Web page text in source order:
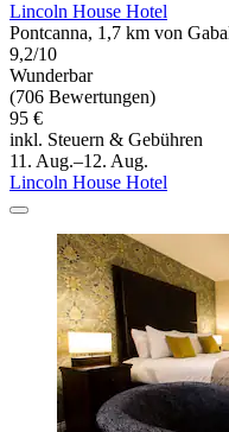
Lincoln House Hotel
Pontcanna, 1,7 km von
9,2/10
Wunderbar
(706 Bewertungen)
95 €
inkl. Steuern & Gebühren
11. Aug.–12. Aug.
Lincoln House Hotel